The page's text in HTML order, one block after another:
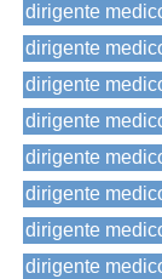
dirigente
dirigente
dirigente
dirigente
dirigente
dirigente
dirigente
dirigente